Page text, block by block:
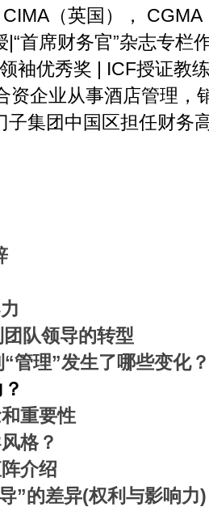
CIMA（英国），
首席财务官”杂志专栏
袖优秀奖 | ICF授证教
资企业从事酒店管理，
子集团中国区担任财务
队领导的转型
“管理”发生了哪些变化？
重要性
格？
介绍
”的差异(权利与影响力)